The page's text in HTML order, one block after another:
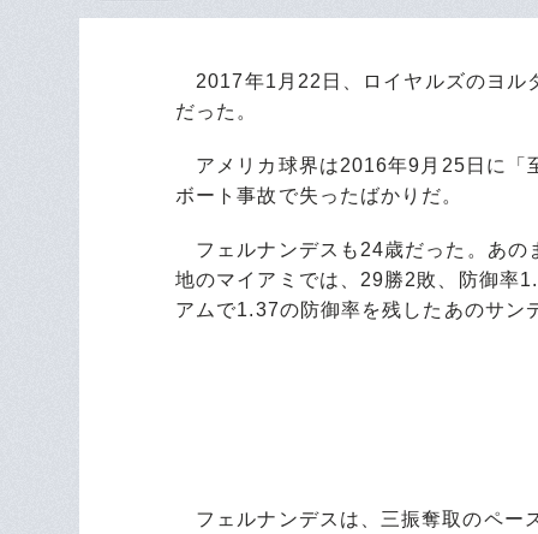
2017年1月22日、ロイヤルズのヨル
だった。
アメリカ球界は2016年9月25日に「
ボート事故で失ったばかりだ。
フェルナンデスも24歳だった。あの
地のマイアミでは、29勝2敗、防御率
アムで1.37の防御率を残したあのサン
フェルナンデスは、三振奪取のペー